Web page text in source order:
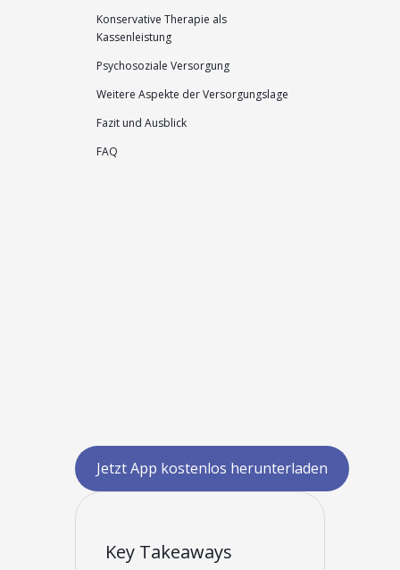
Konservative Therapie als
Kassenleistung
Psychosoziale Versorgung
Weitere Aspekte der Versorgungslage
Fazit und Ausblick
FAQ
Jetzt App kostenlos herunterladen
Key Takeaways